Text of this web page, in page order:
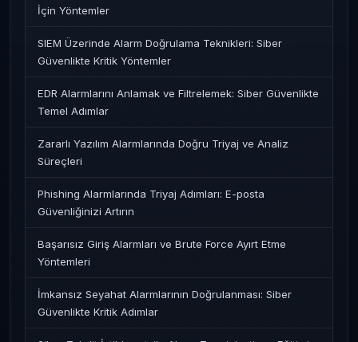
İçin Yöntemler
SIEM Üzerinde Alarm Doğrulama Teknikleri: Siber
Güvenlikte Kritik Yöntemler
EDR Alarmlarını Anlamak ve Filtrelemek: Siber Güvenlikte
Temel Adımlar
Zararlı Yazılım Alarmlarında Doğru Triyaj ve Analiz
Süreçleri
Phishing Alarmlarında Triyaj Adımları: E-posta
Güvenliğinizi Artırın
Başarısız Giriş Alarmları ve Brute Force Ayırt Etme
Yöntemleri
İmkansız Seyahat Alarmlarının Doğrulanması: Siber
Güvenlikte Kritik Adımlar